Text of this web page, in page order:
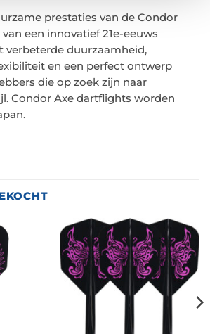
prestaties van de Condor
een innovatief 21e-eeuws
verbeterde duurzaamheid,
en een perfect ontwerp
die op zoek zijn naar
Condor Axe dartflights worden